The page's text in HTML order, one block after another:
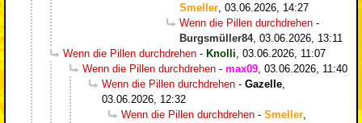
Smeller, 03.06.2026, 14:27
Wenn die Pillen durchdrehen -
Burgsmüller84, 03.06.2026, 13:11
Wenn die Pillen durchdrehen - Knolli, 03.06.2026, 11:07
Wenn die Pillen durchdrehen - max09, 03.06.2026, 11:40
Wenn die Pillen durchdrehen - Gazelle,
03.06.2026, 12:32
Wenn die Pillen durchdrehen - Smeller,